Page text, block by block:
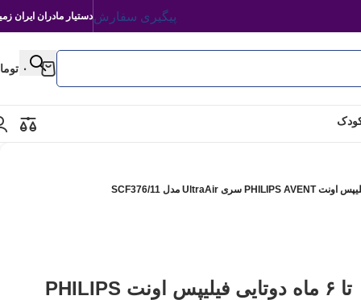
پیگیری سفارشدستیار مادران ایران
۰
پستانک شب‌تاب ۰ تا ۶ ماه دوتایی فیلیپس اونت PHILIPS